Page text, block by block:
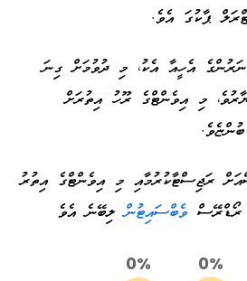
ޕާކުގަ އެވެ.
އެހީއާ އެކު، މި ދުވުމަށް ގިނަ
މި އިވެންޓްގެ ރޫހު އިތުރަށް
ރަޖިސްޓާކުރުމާއި މި އިވެންޓްގެ އިތުރު
ރޯޑްރޭސް ވެބްސައިޓުންލިބޭނެ އެވެ
0%
0%